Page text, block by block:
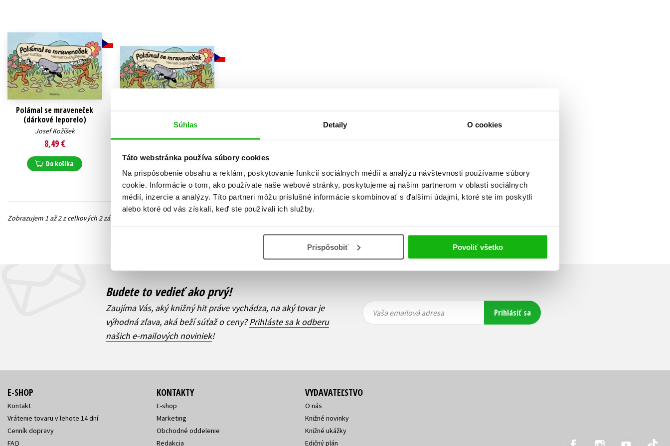
Súhlas Detaily O cookies
Táto webstránka používa súbory cookies
Na prispôsobenie obsahu a reklám, poskytovanie funkcií sociálnych médií a analýzu návštevnosti používame súbory
cookie. Informácie o tom, ako používate naše webové stránky, poskytujeme aj našim partnerom v oblasti sociálnych
médií, inzercie a analýzy. Títo partneri môžu príslušné informácie skombinovať s ďalšími údajmi, ktoré ste im poskytli
alebo ktoré od vás získali, keď ste používali ich služby.
Prispôsobiť Povoliť všetko
Beletria pre deti
Beletria pre dospelých
Kalendáre, diáre
Kariéra a osobný rozvoj
Polámal se mraveneček
(dárkové leporelo)
Josef Kožíšek
8,49 €
Do košíka
Josef Kožíšek
Do košíka
Zobrazujem 1 až 2 z celkových 2 záznamov
Ďalší
Budete to vedieť ako prvý!
Zaujíma Vás, aký knižný hit práve vychádza, na aký tovar je
výhodná zľava, aká beží súťaž o ceny?Prihláste sa k odberu
našich e-mailových noviniek!
Vaša
emailová
Vaša
emailová
Vaša emailová adresa Prihlásiť sa
E-SHOP
Kontakt
Vrátenie tovaru v lehote 14 dní
Cenník dopravy
FAQ
KONTAKTY
E-shop
Marketing
Obchodné oddelenie
Redakcia
VYDAVATEĽSTVO
O nás
Knižné novinky
Knižné ukážky
Edičný plán